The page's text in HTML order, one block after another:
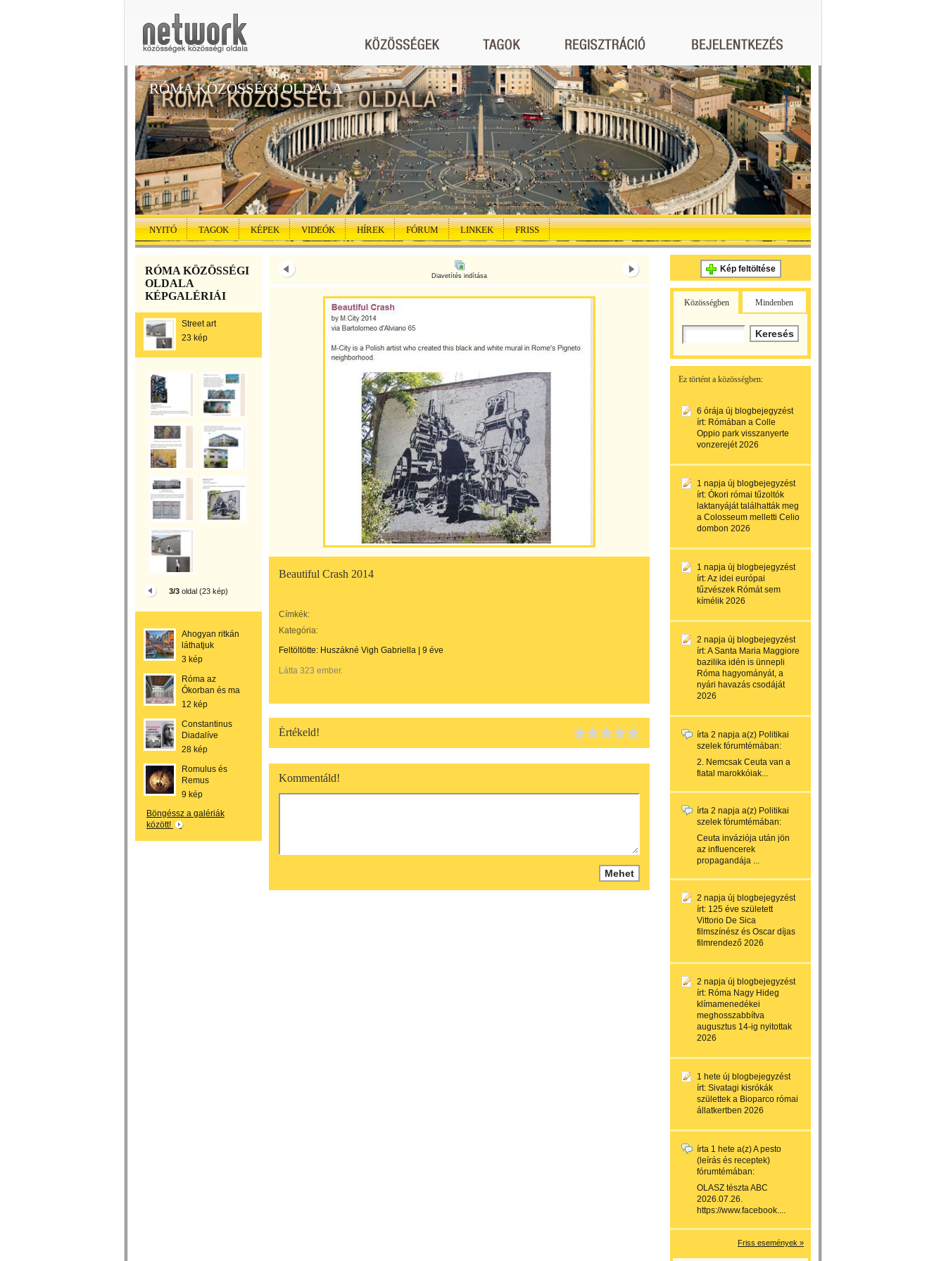
RÓMA KÖZÖSSÉGI OLDALA
NYITÓ TAGOK KÉPEK VIDEÓK HÍREK FÓRUM LINKEK FRISS
RÓMA KÖZÖSSÉGI
OLDALA
KÉPGALÉRIÁI
Street art
23 kép
3/3 oldal (23 kép)
Ahogyan ritkán
láthatjuk
3 kép
Róma az
Ókorban és ma
12 kép
Constantinus
Diadalíve
28 kép
Romulus és
Remus
9 kép
Böngéssz a galériák
között!
Diavetítés indítása
Beautiful Crash 2014
Címkék:
Kategória:
Feltöltötte: Huszákné Vigh Gabriella 9 éve
Látta 323 ember.
Értékeld!
Kommentáld!
Kép feltöltése
Közösségben Mindenben
Ez történt a közösségben:
6 órája új blogbejegyzést
írt: Rómában a Colle
Oppio park visszanyerte
vonzerejét 2026
1 napja új blogbejegyzést
írt: Ókori római tűzoltók
laktanyáját találhatták meg
a Colosseum melletti Celio
dombon 2026
1 napja új blogbejegyzést
írt:Az idei európai
tűzvészek Rómát sem
kímélik 2026
2 napja új blogbejegyzést
írt:A Santa Maria Maggiore
bazilika idén is ünnepli
Róma hagyományát, a
nyári havazás csodáját
2026
írta 2 napja a(z) Politikai
szelek fórumtémában:
2. Nemcsak Ceuta van a
fiatal marokkóiak...
írta 2 napja a(z) Politikai
szelek fórumtémában:
Ceuta inváziója után jön
az influencerek
propagandája ...
2 napja új blogbejegyzést
írt: 125 éve született
Vittorio De Sica
filmszínész és Oscar díjas
filmrendező 2026
2 napja új blogbejegyzést
írt: Róma Nagy Hideg
klímamenedékei
meghosszabbítva
augusztus 14-ig nyitottak
2026
1 hete új blogbejegyzést
írt: Sivatagi kisrókák
születtek a Bioparco római
állatkertben 2026
írta 1 hete a(z)A pesto
(leírás és receptek)
fórumtémában:
OLASZ tészta ABC
2026.07.26.
https://www.facebook....
Friss események »